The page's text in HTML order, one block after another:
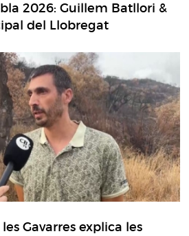
2026: Guillem Batllori &
del Llobregat
Gavarres explica les